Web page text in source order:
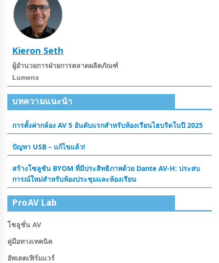
Kieron Seth
ผู้อํานวยการฝ่ายการตลาดผลิตภัณฑ์
Lumens
บทความแนะนำ
การตั้งค่ากล้อง AV 5 อันดับแรกสําหรับห้องเรียนไฮบริดในปี 2025
ปัญหา USB – แก้ไขแล้ว!
สร้างโซลูชัน BYOM ที่มีประสิทธิภาพด้วย Dante AV-H: ประสบ
การณ์ใหม่สําหรับห้องประชุมและห้องเรียน
ProAV Lab
โซลูชั่น AV
คู่มือทางเทคนิค
อัพเดตเฟิร์มแวร์